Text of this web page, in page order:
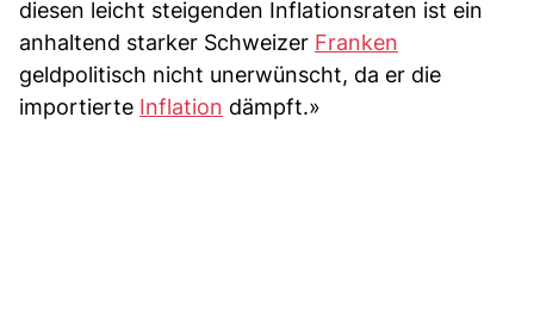
diesen leicht steigenden Inflationsraten ist ein
anhaltend starker Schweizer Franken
geldpolitisch nicht unerwünscht, da er die
importierte Inflation dämpft.»